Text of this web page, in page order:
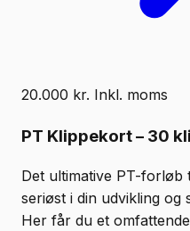
20.000 kr. Inkl. moms
PT Klippekort – 30
Det ultimative PT-forløb
seriøst i din udvikling og
Her får du et